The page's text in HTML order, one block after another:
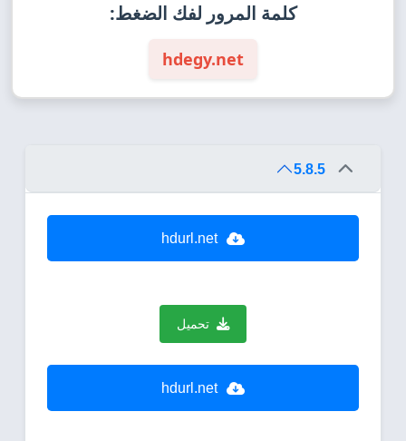
كلمة المرور لفك الضغط:
hdegy.net
5.8.5
hdurl.net
تحميل
hdurl.net